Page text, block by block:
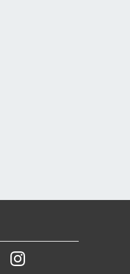
YoutubeInstagram